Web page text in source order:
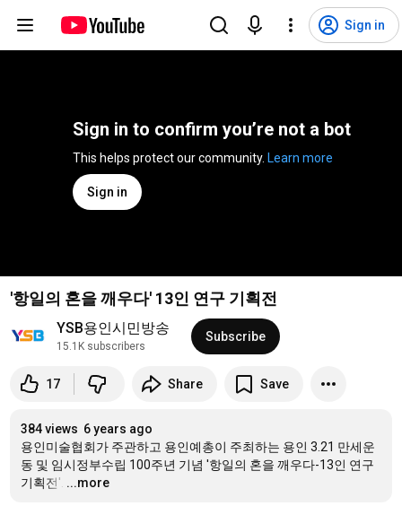
Sign in
Sign in to confirm you’re not a bot
Learn more
Sign in
'항일의 혼을 깨우다' 13인 연구 기획전
YSB용인시민방송
15.1K subscribers
Subscribe
17 Share Save
384 views 6 years ago
용인미술협회가 주관하고 용인예총이 주최하는 용인 3.21 만세운
동 및 임시정부수립 100주년 기념 '항일의 혼을 깨우다-13인 연구
기획전'. …
...more